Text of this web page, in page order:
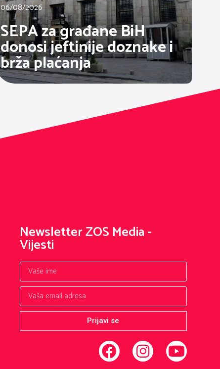
06/08/2026
SEPA za građane BiH
donosi jeftinije doznake i
brža plaćanja
Newsletter ZOS Media -
Vijesti
Prijavi se